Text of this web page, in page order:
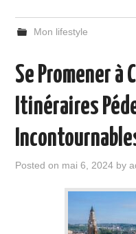
Mon lifestyle
Se Promener à
Itinéraires
Posted on mai 6, 2024 by